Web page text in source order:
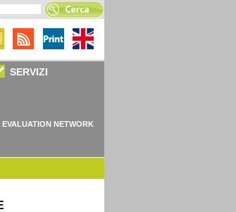
SERVIZI
NETWORK